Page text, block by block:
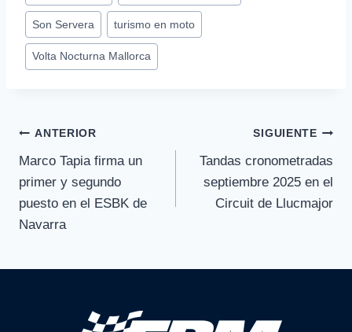
Son Servera turismo en moto
Volta Nocturna Mallorca
Navegación
de
entradas
ANTERIOR
Marco Tapia firma un
primer y segundo
puesto en el ESBK de
Navarra
SIGUIENTE
Tandas cronometradas
septiembre 2025 en el
Circuit de Llucmajor